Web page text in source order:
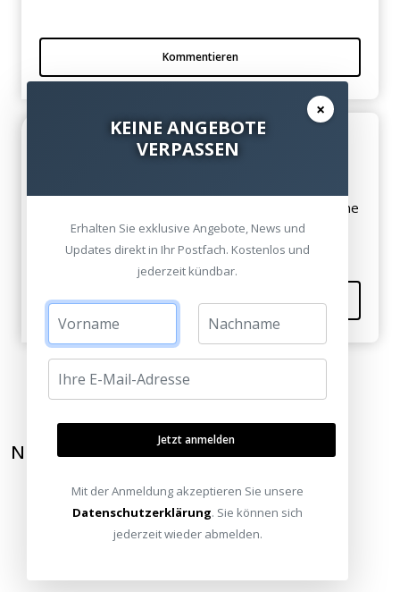
Kommentieren
Ich hab noch einige Fragen, kann man euch auch eine
Email schicken?
Kommentieren
NEWSLETTER ABONNIEREN
×
KEINE ANGEBOTE
VERPASSEN
Erhalten Sie exklusive Angebote, News und
Updates direkt in Ihr Postfach. Kostenlos und
jederzeit kündbar.
Jetzt anmelden
Mit der Anmeldung akzeptieren Sie unsere
Datenschutzerklärung. Sie können sich
jederzeit wieder abmelden.